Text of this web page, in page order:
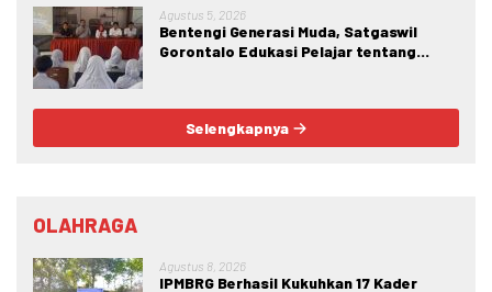
Kabila
Agustus 5, 2026
Bentengi Generasi Muda, Satgaswil
Gorontalo Edukasi Pelajar tentang
Selengkapnya
OLAHRAGA
Agustus 8, 2026
IPMBRG Berhasil Kukuhkan 17 Kader